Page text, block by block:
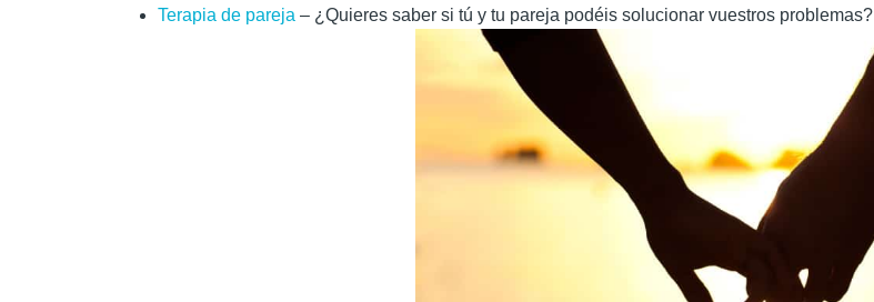
Terapia de pareja – ¿Quieres saber si tú y tu pareja podéis solucionar vuestros problemas?